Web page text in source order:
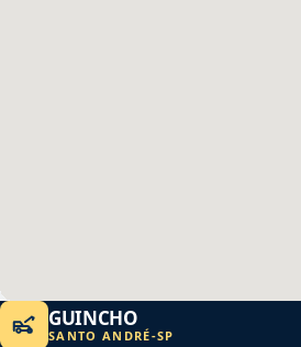
GUINCHO
SANTO ANDRÉ-SP